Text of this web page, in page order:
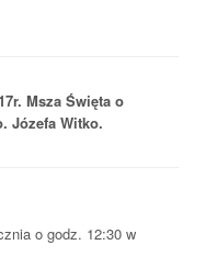
Msza Święta o
Józefa Witko.
o godz. 12:30 w